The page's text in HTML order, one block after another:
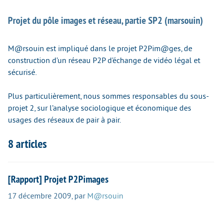
Projet du pôle images et réseau, partie SP2 (marsouin)
M@rsouin est impliqué dans le projet P2Pim@ges, de
construction d’un réseau P2P d’échange de vidéo légal et
sécurisé.
Plus particulièrement, nous sommes responsables du sous-
projet 2, sur l’analyse sociologique et économique des
usages des réseaux de pair à pair.
8 articles
[Rapport] Projet P2Pimages
17 décembre 2009, par M@rsouin